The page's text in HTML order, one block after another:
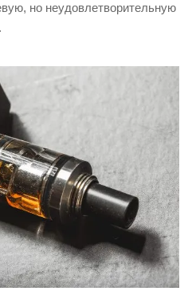
но неудовлетворительную